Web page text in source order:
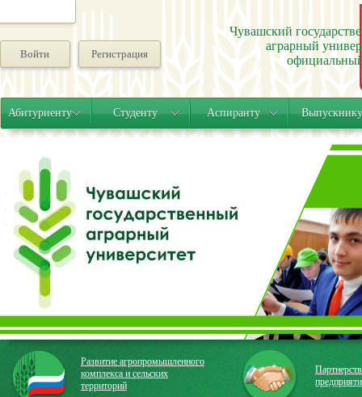
Войти Регистрация
Чувашский
аграрный
Абитуриенту Студенту Аспиранту
Развитие агропромышленного
комплекса и сельских
территорий